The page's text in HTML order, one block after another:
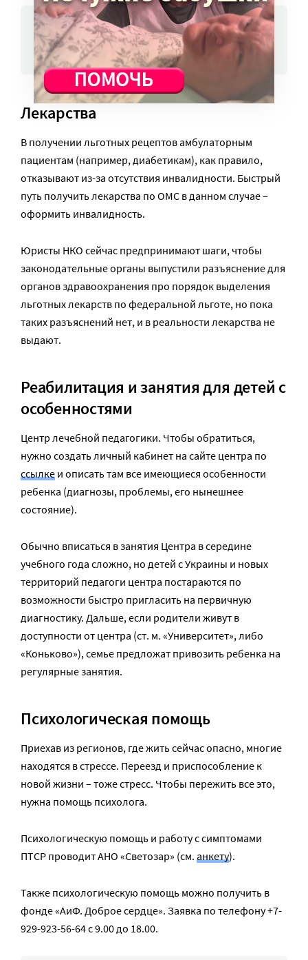
Статус временного убежища дает
право на полис
Лекарства
В получении льготных рецептов амбулаторным
пациентам (например, диабетикам), как правило,
отказывают из-за отсутствия инвалидности. Быстрый
путь получить лекарства по ОМС в данном случае –
оформить инвалидность.
Юристы НКО сейчас предпринимают шаги, чтобы
законодательные органы выпустили разъяснение для
органов здравоохранения про порядок выделения
льготных лекарств по федеральной льготе, но пока
таких разъяснений нет, и в реальности лекарства не
выдают.
Реабилитация и занятия для детей с
особенностями
Центр лечебной педагогики. Чтобы обратиться,
нужно создать личный кабинет на сайте центра по
ссылке и описать там все имеющиеся особенности
ребенка (диагнозы, проблемы, его нынешнее
состояние).
Обычно вписаться в занятия Центра в середине
учебного года сложно, но детей с Украины и новых
территорий педагоги центра постараются по
возможности быстро пригласить на первичную
диагностику. Дальше, если родители живут в
доступности от центра (ст. м. «Университет», либо
«Коньково»), семье предложат привозить ребенка на
регулярные занятия.
Психологическая помощь
Приехав из регионов, где жить сейчас опасно, многие
находятся в стрессе. Переезд и приспособление к
новой жизни – тоже стресс. Чтобы пережить все это,
нужна помощь психолога.
Психологическую помощь и работу с симптомами
ПТСР проводит АНО «Светозар» (см. анкету).
Также психологическую помощь можно получить в
фонде «АиФ. Доброе сердце». Заявка по телефону +7-
929-923-56-64 с 9.00 до 18.00.